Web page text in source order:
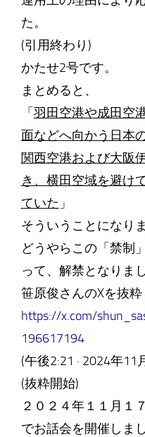
た。
(引用終わり)
かたせ2号です。
まとめると、
「 羽田空港や成田空
面などへ向かう日本
関西空港および大阪
き、横田空域を避け
ていた 」
そういうことになりま
どうやらこの「禁制
って、解禁となりまし
笹原俊さんのXを抜粋
https://x.com/
196617194
(午後2:21 · 2024年11
(抜粋開始)
２０２４年１１月１
でお話会を開催しまし